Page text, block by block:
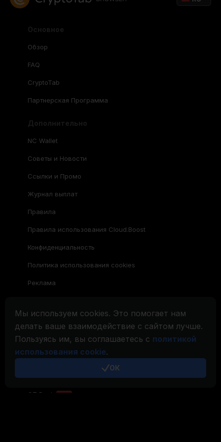
Мы используем cookies. Это помогает нам
делать ваше взаимодействие с сайтом лучше.
Пользуясь им, вы соглашаетесь с политикой
использования cookie.
ОК
Обзор
FAQ
CryptoTab
Партнерская Программа
NC Wallet
Советы и Новости
Ссылки и Промо
Журнал выплат
Правила
Правила использования Cloud.Boost
Конфиденциальность
Политика использования cookies
Реклама
CryptoTabБраузер
CryptoTabдля Android MAX
CryptoTabдля Android PRO
CryptoTabдля Android LITE
CT Pool